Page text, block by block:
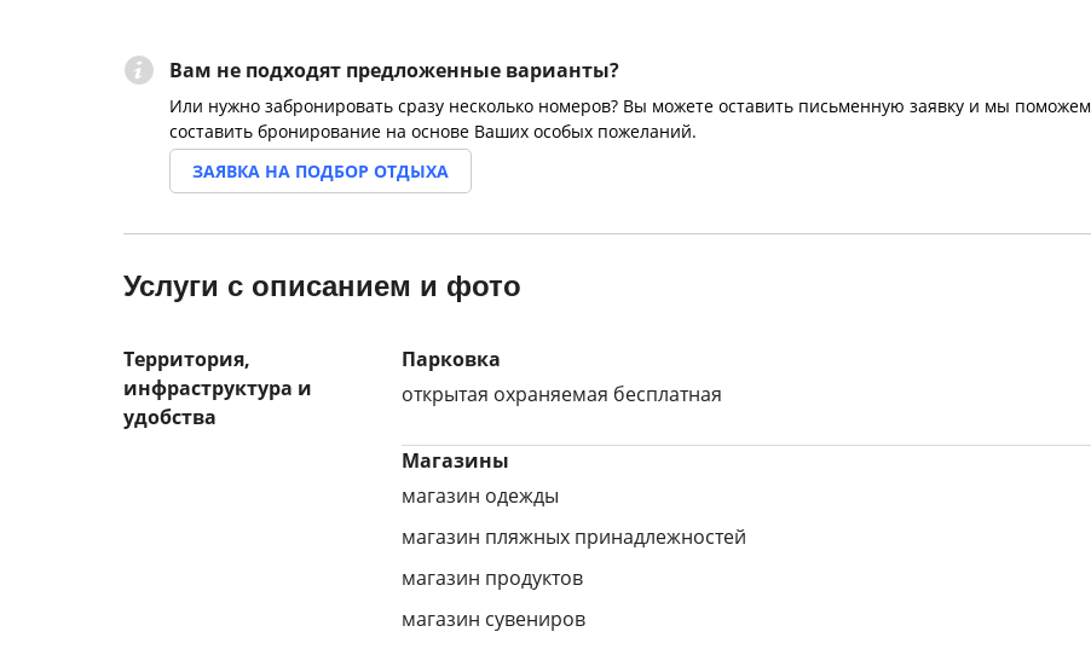
Вам не подходят предложенные варианты?
Или нужно забронировать сразу несколько номеров? Вы можете оставить письменную заявку и мы поможем
составить бронирование на основе Ваших особых пожеланий.
ЗАЯВКА НА ПОДБОР ОТДЫХА
Услуги с описанием и фото
Территория,
инфраструктура и
удобства
Парковка
открытая охраняемая бесплатная
Магазины
магазин одежды
магазин пляжных принадлежностей
магазин продуктов
магазин сувениров